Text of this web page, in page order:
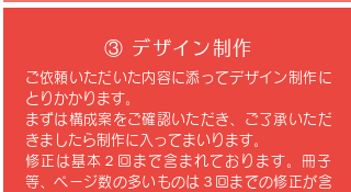
③ デザイン制作
ご依頼いただいた内容に添ってデザイン制作に
とりかかります。
まずは構成案をご確認いただき、ご了承いただ
きましたら制作に入ってまいります。
修正は基本２回まで含まれております。冊子
等、ページ数の多いものは３回までの修正が含